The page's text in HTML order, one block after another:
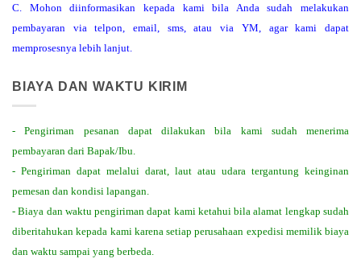
C. Mohon diinformasikan kepada kami bila Anda sudah melakukan
pembayaran via telpon, email, sms, atau via YM, agar kami dapat
memprosesnya lebih lanjut.
BIAYA DAN WAKTU KIRIM
- Pengiriman pesanan dapat dilakukan bila kami sudah menerima
pembayaran dari Bapak/Ibu.
- Pengiriman dapat melalui darat, laut atau udara tergantung keinginan
pemesan dan kondisi lapangan.
- Biaya dan waktu pengiriman dapat kami ketahui bila alamat lengkap sudah
diberitahukan kepada kami karena setiap perusahaan expedisi memilik biaya
dan waktu sampai yang berbeda.